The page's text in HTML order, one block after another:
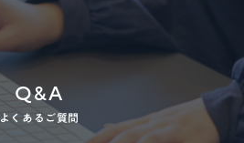
Q&A
よくあるご質問